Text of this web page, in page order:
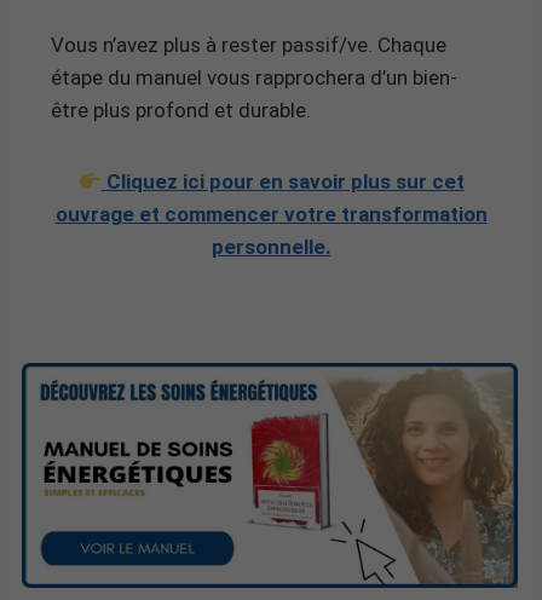
Vous n’avez plus à rester passif/ve. Chaque
étape du manuel vous rapprochera d’un bien-
être plus profond et durable.
Cliquez ici pour en savoir plus sur cet
ouvrage et commencer votre transformation
personnelle.